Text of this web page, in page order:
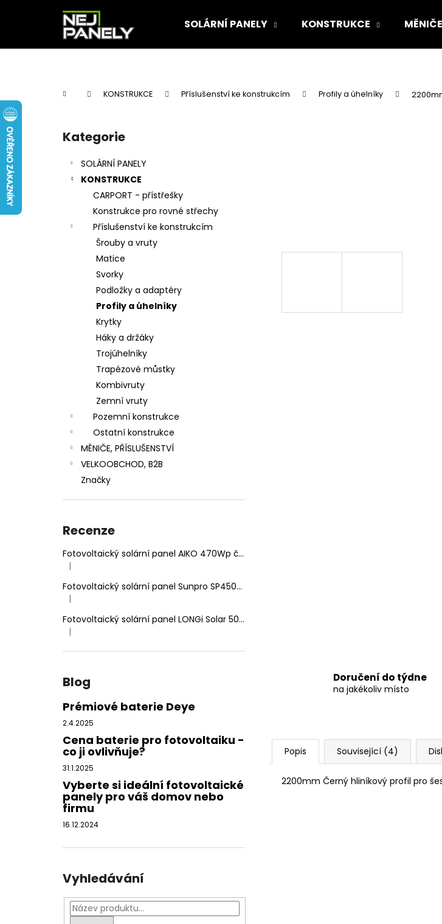
SOLÁRNÍ PANELY KONSTRUKCE
Domů KONSTRUKCE Příslušenství ke konstrukcím Profily a úhelníky
Přeskočit
kategorie
Kategorie
SOLÁRNÍ PANELY
KONSTRUKCE
CARPORT - přístřešky
Konstrukce pro rovné střechy
Příslušenství ke konstrukcím
Šrouby a vruty
Matice
Svorky
Podložky a adaptéry
Profily a úhelníky
Krytky
Háky a držáky
Trojúhelníky
Trapézové můstky
Kombivruty
Zemní vruty
Pozemní konstrukce
Ostatní konstrukce
MĚNIČE, PŘÍSLUŠENSTVÍ
VELKOOBCHOD, B2B
Značky
Recenze
Fotovoltaický solární panel AIKO 470Wp černý rám, dvojité sklo
Hodnocení produktu je 5 z 5 hvězdiček.
|
Fotovoltaický solární panel Sunpro SP450-144M 450Wp HIEFF Twin Mono
Hodnocení produktu je 5 z 5 hvězdiček.
|
Fotovoltaický solární panel LONGi Solar 500Wp stříbrný rám
Hodnocení produktu je 5 z 5 hvězdiček.
|
Blog
Prémiové baterie Deye
2.4.2025
Cena baterie pro fotovoltaiku -
co ji ovlivňuje?
31.1.2025
Vyberte si ideální fotovoltaické
panely pro váš domov nebo
firmu
16.12.2024
Vyhledávání
Doručení do týdne
na jakékoliv místo
Popis Související (4)
2200mm Černý hliníkový profil pro
í
Zpět
do
Zpět
do
ČTYŘHRANNÁ MATICE M8